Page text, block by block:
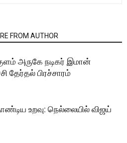
FROM AUTHOR
அருகே நடிகர் இமான்
பிரச்சாரம்
உறவு: நெல்லையில் விஜய்